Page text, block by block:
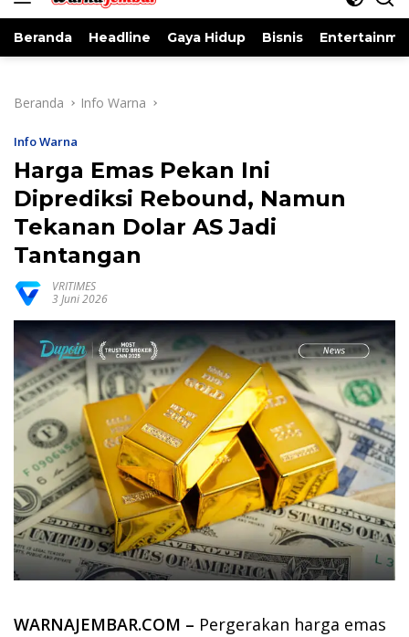
Beranda Headline Gaya Hidup Bisnis
Beranda Info Warna
Info Warna
Harga Emas Pekan Ini
Diprediksi Rebound, Namun
Tekanan Dolar AS Jadi
Tantangan
VRITIMES
3 Juni 2026
WARNAJEMBAR.COM – Pergerakan harga emas